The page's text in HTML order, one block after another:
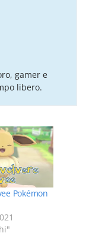
gamer e
libero.
Pokémon